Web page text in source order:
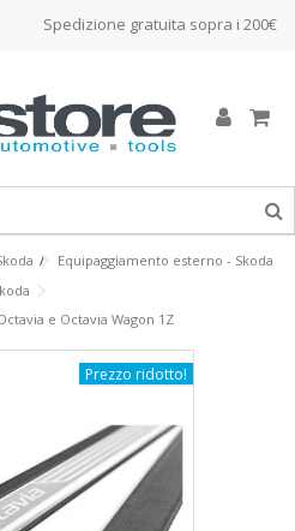
Spedizione gratuita sopra i 200€
Equipaggiamento esterno - Skoda
e Octavia Wagon 1Z
Prezzo ridotto!